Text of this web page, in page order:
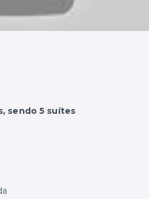
sendo 5 suítes